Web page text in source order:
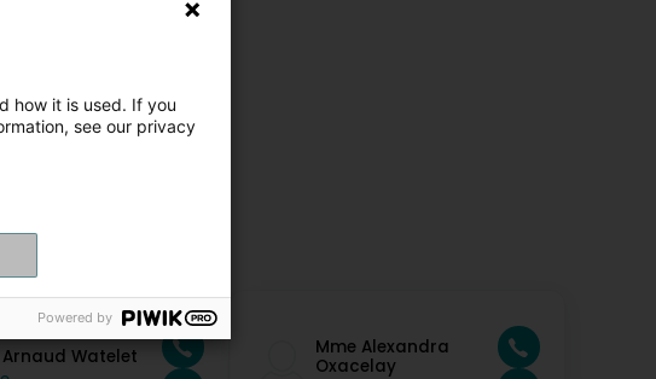
Arnaud Watelet
Mme Alexandra
Oxacelay
how it is used. If you
see our privacy
Powered by